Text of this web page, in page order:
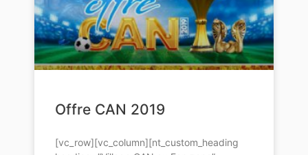
Offre CAN 2019
[vc_row][vc_column][nt_custom_heading